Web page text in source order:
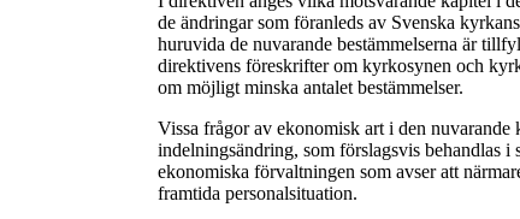
de ändringar som föranleds av Svenska
huruvida de nuvarande bestämmelserna är
direktivens föreskrifter om kyrkosynen och
om möjligt minska antalet bestämmelser.
Vissa frågor av ekonomisk art i den
indelningsändring, som förslagsvis behandlas i
ekonomiska förvaltningen som avser att
framtida personalsituation.